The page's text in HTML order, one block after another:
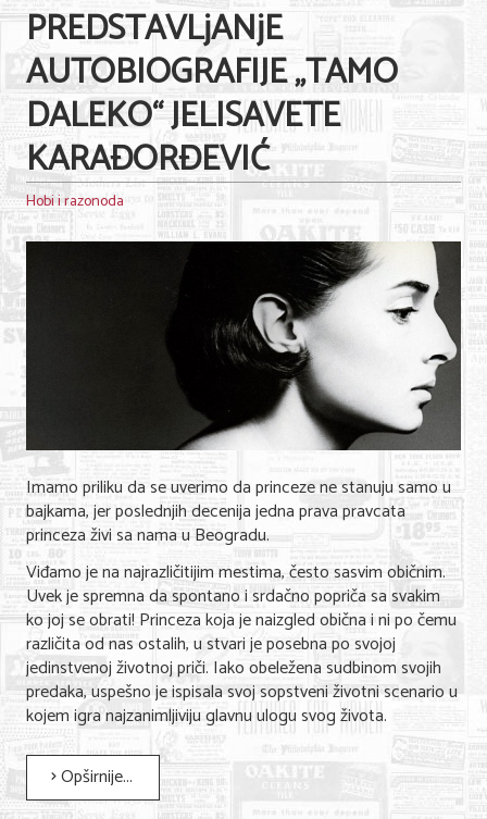
Sve za decu
Kuća i bašta
Gastronomija
Sport i rekreacija
Zdravlje i medicina
Hobi i razonoda
O NAMA
PREDSTAVLjANjE
AUTOBIOGRAFIJE „TAMO
DALEKO“ JELISAVETE
KARAĐORĐEVIĆ
Hobi i razonoda
Imamo priliku da se uverimo da princeze ne stanuju samo u
bajkama, jer poslednjih decenija jedna prava pravcata
princeza živi sa nama u Beogradu.
Viđamo je na najrazličitijim mestima, često sasvim običnim.
Uvek je spremna da spontano i srdačno popriča sa svakim
ko joj se obrati! Princeza koja je naizgled obična i ni po čemu
različita od nas ostalih, u stvari je posebna po svojoj
jedinstvenoj životnoj priči. Iako obeležena sudbinom svojih
predaka, uspešno je ispisala svoj sopstveni životni scenario u
kojem igra najzanimljiviju glavnu ulogu svog života.
Opširnije...